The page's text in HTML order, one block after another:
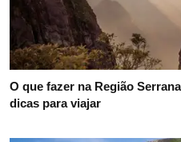
O que fazer na Região
dicas para viajar